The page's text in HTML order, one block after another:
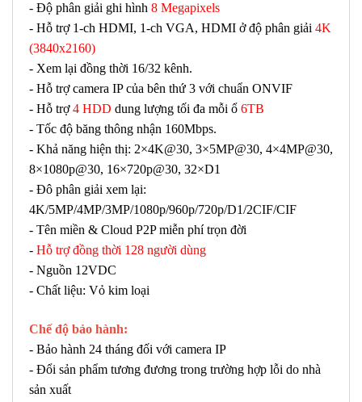
- Độ phân giải ghi hình 8 Megapixels
- Hỗ trợ 1-ch HDMI, 1-ch VGA, HDMI ở độ phân giải 4K
(3840x2160)
- Xem lại đồng thời 16/32 kênh.
- Hỗ trợ camera IP của bên thứ 3 với chuẩn ONVIF
- Hỗ trợ4 HDD dung lượng tối đa mỗi ổ 6TB
- Tốc độ băng thông nhận 160Mbps.
- Khả năng hiện thị: 2×4K@30, 3×5MP@30, 4×4MP@30,
8×1080p@30, 16×720p@30, 32×D1
- Đô phân giải xem lại:
4K/5MP/4MP/3MP/1080p/960p/720p/D1/2CIF/CIF
- Tên miền & Cloud P2P miễn phí trọn đời
- Hỗ trợ đồng thời 128 người dùng
- Nguồn 12VDC
- Chất liệu: Vỏ kim loại
Chế độ bảo hành:
- Bảo hành 24 tháng đối với camera IP
- Đổi sản phẩm tương đương trong trường hợp lỗi do nhà
sản xuất